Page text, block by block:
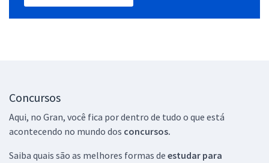
Concursos
Aqui, no Gran, você fica por dentro de tudo o que está
acontecendo no mundo dos concursos.
Saiba quais são as melhores formas de estudar para